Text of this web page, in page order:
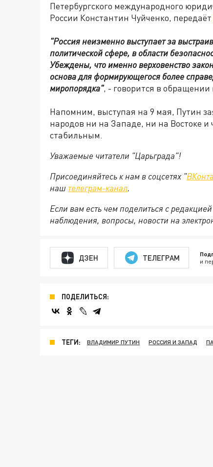
Петербургского международного
России Константин Чуйченко, передаёт
"Россия неизменно выступает за
политической сфере, в области
Убеждены, что именно верховенство
основа для формирующегося более
миропорядка", - говорится в обращении
Напомним, выступая на 9 мая, Путин
народов ни на Западе, ни на Востоке
стабильным.
Уважаемые читатели "Царьграда"!
Присоединяйтесь к нам в соцсетях "
наш телеграм-канал.
Если вам есть чем поделиться с
наблюдения, вопросы, новости на
ДЗЕН ТЕЛЕГРАМ и
ПОДЕЛИТЬСЯ:
ТЕГИ: ВЛАДИМИР ПУТИН РОССИЯ И ЗАПАД